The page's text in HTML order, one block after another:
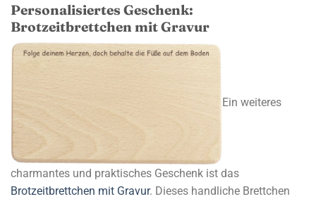
Personalisiertes Geschenk:
Brotzeitbrettchen mit Gravur
Ein weiteres
charmantes und praktisches Geschenk ist das
Brotzeitbrettchen mit Gravur. Dieses handliche Brettchen